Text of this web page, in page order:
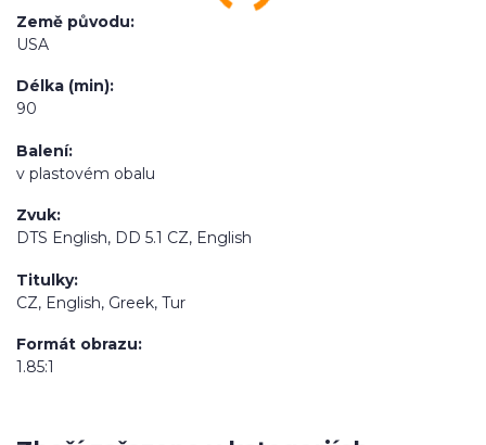
Země původu
USA
Délka (min)
90
Balení
v plastovém obalu
Zvuk
DTS English, DD 5.1 CZ, English
Titulky
CZ, English, Greek, Tur
Formát obrazu
1.85:1